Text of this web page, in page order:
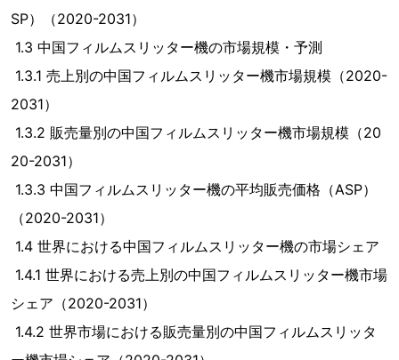
SP）（2020-2031）
1.3 中国フィルムスリッター機の市場規模・予測
1.3.1 売上別の中国フィルムスリッター機市場規模（2020-
2031）
1.3.2 販売量別の中国フィルムスリッター機市場規模（20
20-2031）
1.3.3 中国フィルムスリッター機の平均販売価格（ASP）
（2020-2031）
1.4 世界における中国フィルムスリッター機の市場シェア
1.4.1 世界における売上別の中国フィルムスリッター機市場
シェア（2020-2031）
1.4.2 世界市場における販売量別の中国フィルムスリッタ